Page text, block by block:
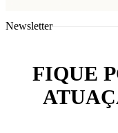
Newsletter
FIQUE